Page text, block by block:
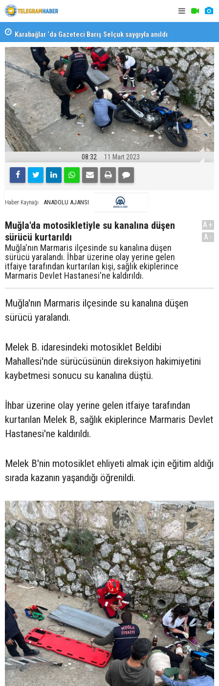
Karabağlar ‘da Gazeteci Barış Selçuk saygıyla anıldı
08:32 11 Mart 2023
Haber Kaynağı ANADOLU AJANSI
Muğla'da motosikletiyle su kanalına düşen
sürücü kurtarıldı
Muğla'nın Marmaris ilçesinde su kanalına düşen
sürücü yaralandı. İhbar üzerine olay yerine gelen
itfaiye tarafından kurtarılan kişi, sağlık ekiplerince
Marmaris Devlet Hastanesi'ne kaldırıldı.
A+
A-
Muğla'nın Marmaris ilçesinde su kanalına düşen
sürücü yaralandı.
Melek B. idaresindeki motosiklet Beldibi
Mahallesi'nde sürücüsünün direksiyon hakimiyetini
kaybetmesi sonucu su kanalına düştü.
İhbar üzerine olay yerine gelen itfaiye tarafından
kurtarılan Melek B, sağlık ekiplerince Marmaris Devlet
Hastanesi'ne kaldırıldı.
Melek B'nin motosiklet ehliyeti almak için eğitim aldığı
sırada kazanın yaşandığı öğrenildi.